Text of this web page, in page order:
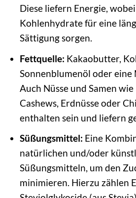
Diese liefern Energie,
Kohlenhydrate für eine
Sättigung sorgen.
Fettquelle: Kakaobutter,
Sonnenblumenöl oder eine
Auch Nüsse und Samen
Cashews, Erdnüsse oder
enthalten sein und liefern
Süßungsmittel: Eine
natürlichen und/oder
Süßungsmitteln, um den
minimieren. Hierzu zählen